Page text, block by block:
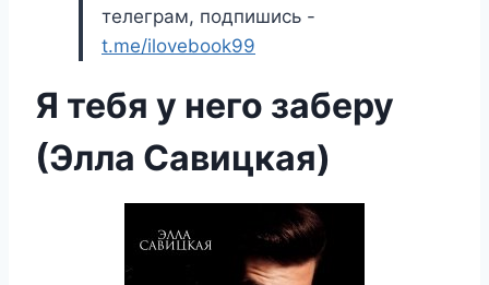
телеграм, подпишись -
t.me/ilovebook99
Я тебя у него заберу
(Элла Савицкая)